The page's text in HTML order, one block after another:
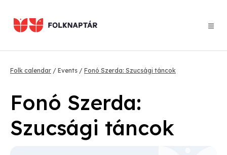
main
content
Breadcrumb
Folk calendar Events Fonó Szerda: Szucsági táncok
Fonó Szerda:
Szucsági táncok